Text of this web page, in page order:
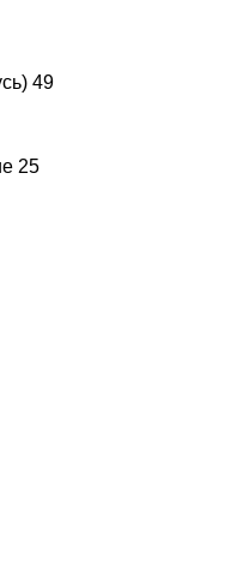
49
25